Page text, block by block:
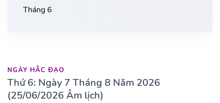
Tháng 6
NGÀY HẮC ĐẠO
Thứ 6: Ngày 7 Tháng 8 Năm 2026
(25/06/2026 Âm lịch)